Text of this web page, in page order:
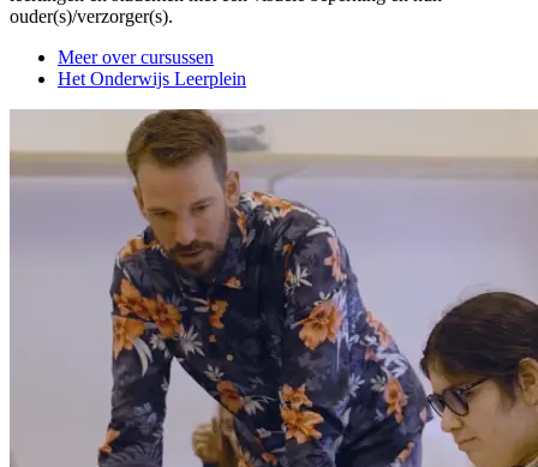
ouder(s)/verzorger(s).
Meer over cursussen
Het Onderwijs Leerplein